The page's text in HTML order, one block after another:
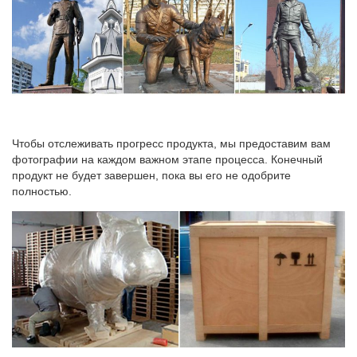
Чтобы отслеживать прогресс продукта, мы предоставим вам
фотографии на каждом важном этапе процесса. Конечный
продукт не будет завершен, пока вы его не одобрите
полностью.